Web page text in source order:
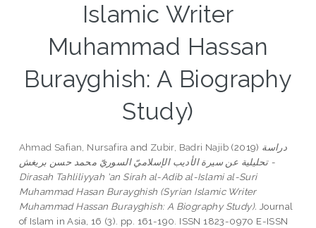
Islamic Writer
Muhammad Hassan
Burayghish: A Biography
Study)
Ahmad Safian, Nursafira and Zubir, Badri Najib (2019) دراسة
تحليلية عن سيرة الأديب الإسلاميّ السوريّ محمد حسن بريغش -
Dirasah Tahliliyyah 'an Sirah al-Adib al-Islami al-Suri
Muhammad Hasan Burayghish (Syrian Islamic Writer
Muhammad Hassan Burayghish: A Biography Study). Journal
of Islam in Asia, 16 (3). pp. 161-190. ISSN 1823-0970 E-ISSN